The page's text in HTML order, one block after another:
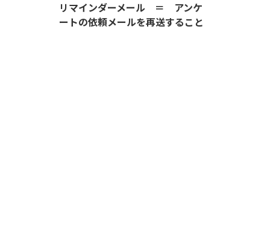
リマインダーメール ＝ アンケ
ートの依頼メールを再送すること